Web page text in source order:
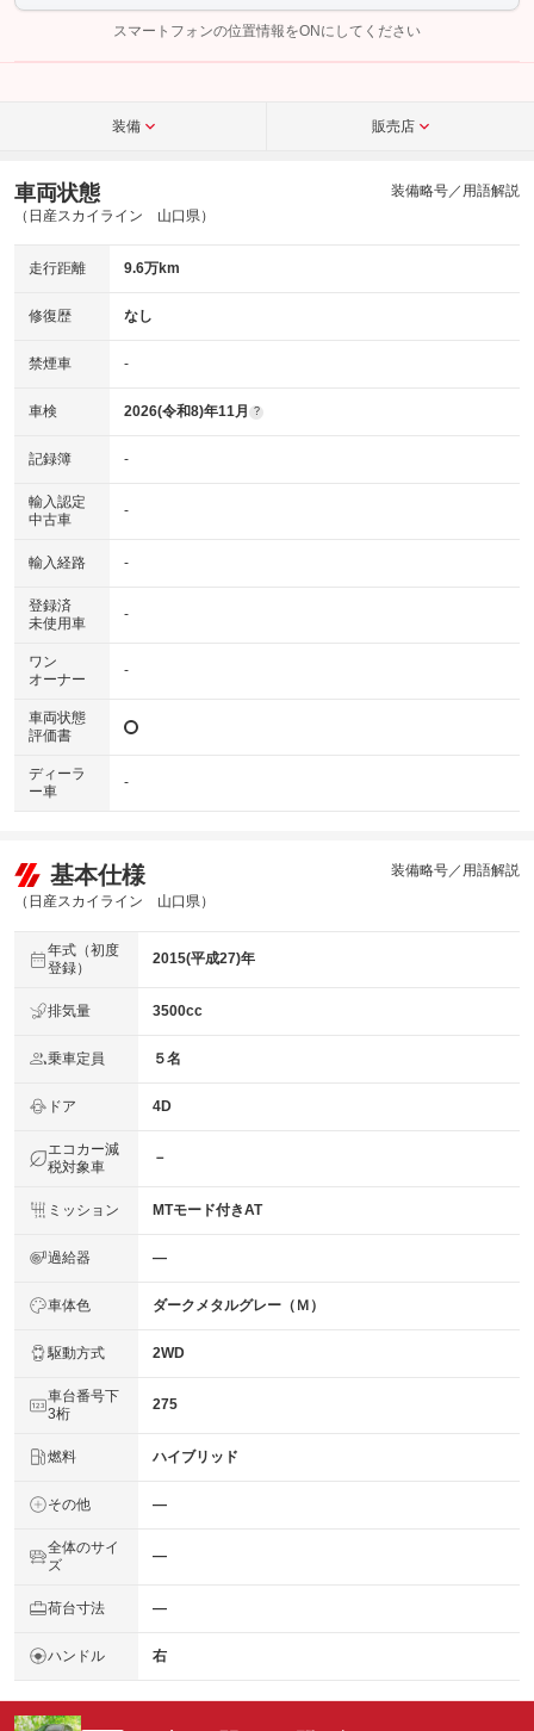
完了してください。
こちら
スマートフォンの位置情報をONにしてください
装備 販売店
車両状態
（日産スカイライン 山口県）
装備略号／用語解説
走行距離 9.6万km
修復歴 なし
禁煙車 -
車検 2026(令和8)年11月 ?
記録簿 -
輸入認定
中古車
-
輸入経路 -
登録済
未使用車
-
ワン
オーナー
-
車両状態
評価書
ディーラ
ー車
-
基本仕様
（日産スカイライン 山口県）
装備略号／用語解説
年式（初度
登録）
2015(平成27)年
排気量 3500cc
乗車定員 ５名
ドア 4D
エコカー減
税対象車
－
ミッション MTモード付きAT
過給器 ―
車体色 ダークメタルグレー（Ｍ）
駆動方式 2WD
車台番号下
3桁
275
燃料 ハイブリッド
その他 ―
全体のサイ
ズ
―
荷台寸法 ―
ハンドル 右